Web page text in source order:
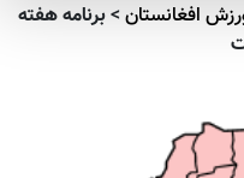
افغانستان>برنامه هفته